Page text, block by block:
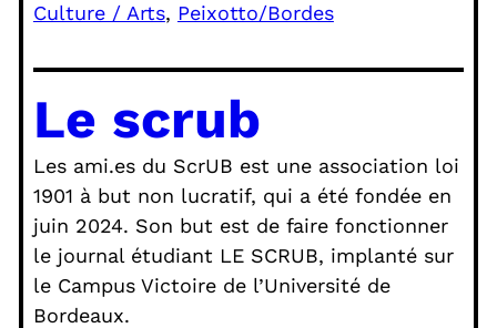
Culture / Arts, Peixotto/Bordes
Le scrub
Les ami.es du ScrUB est une association loi
1901 à but non lucratif, qui a été fondée en
juin 2024. Son but est de faire fonctionner
le journal étudiant LE SCRUB, implanté sur
le Campus Victoire de l’Université de
Bordeaux.